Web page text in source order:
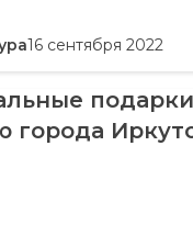
16 сентября 2022
города